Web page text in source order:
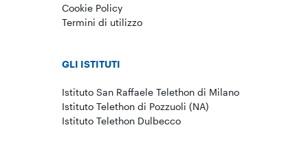
Cookie Policy
Termini di utilizzo
GLI ISTITUTI
Istituto San Raffaele Telethon di Milano
Istituto Telethon di Pozzuoli (NA)
Istituto Telethon Dulbecco